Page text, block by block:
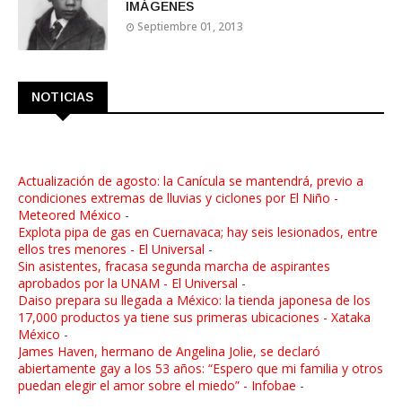
IMÁGENES
Septiembre 01, 2013
NOTICIAS
Actualización de agosto: la Canícula se mantendrá, previo a
condiciones extremas de lluvias y ciclones por El Niño -
Meteored México -
Explota pipa de gas en Cuernavaca; hay seis lesionados, entre
ellos tres menores - El Universal -
Sin asistentes, fracasa segunda marcha de aspirantes
aprobados por la UNAM - El Universal -
Daiso prepara su llegada a México: la tienda japonesa de los
17,000 productos ya tiene sus primeras ubicaciones - Xataka
México -
James Haven, hermano de Angelina Jolie, se declaró
abiertamente gay a los 53 años: “Espero que mi familia y otros
puedan elegir el amor sobre el miedo” - Infobae -